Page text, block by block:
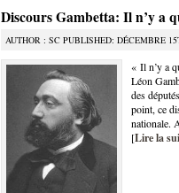
Discours Gambetta: Il n’y a
AUTHOR : SC PUBLISHED: DÉCEMBRE
« Il n’y a
Léon
des
point, ce
nationale.
[Lire la